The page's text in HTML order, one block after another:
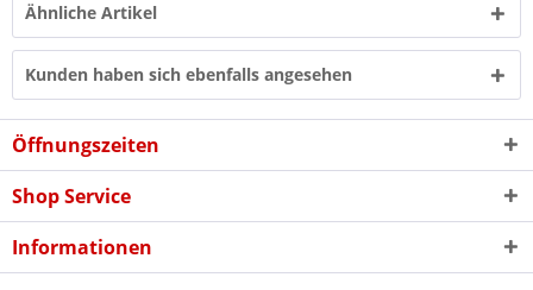
Ähnliche Artikel
Kunden haben sich ebenfalls angesehen
Öffnungszeiten
Shop Service
Informationen